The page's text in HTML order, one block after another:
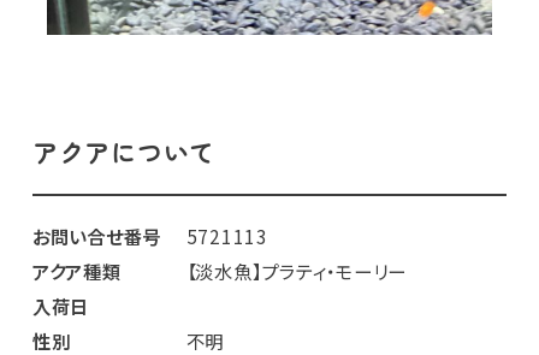
アクアについて
お問い合せ番号
5721113
アクア種類
【淡水魚】プラティ・モーリー
入荷日
性別
不明